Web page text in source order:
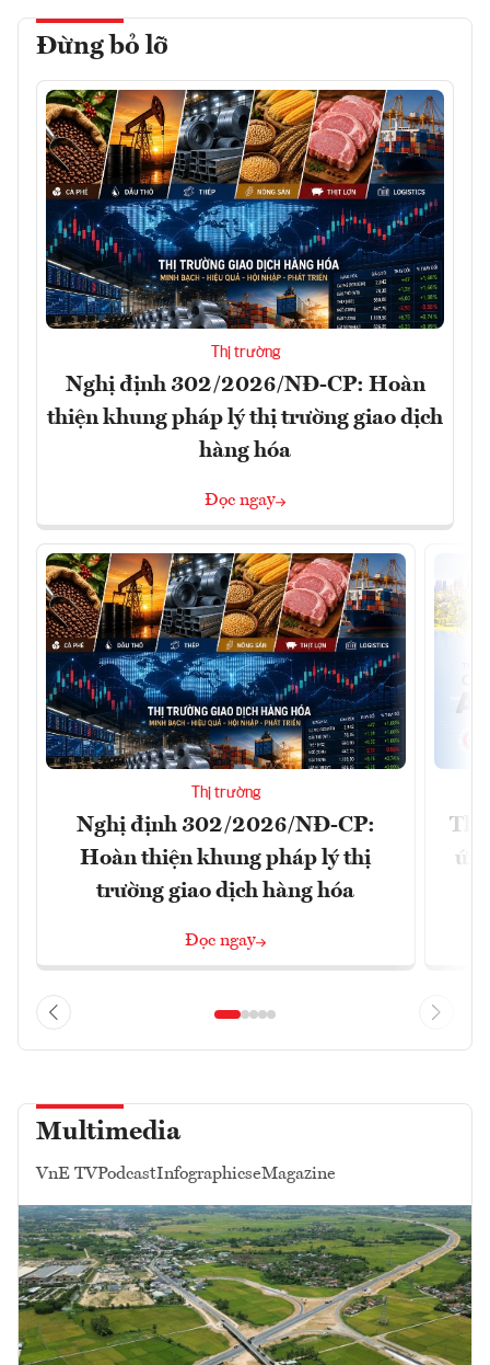
Đừng bỏ lỡ
Thị trường
Nghị định 302/2026/NĐ-CP: Hoàn
thiện khung pháp lý thị trường giao dịch
hàng hóa
Đọc ngay
Thị trường
Nghị định 302/2026/NĐ-CP:
Hoàn thiện khung pháp lý thị
trường giao dịch hàng hóa
Đọc ngay
Multimedia
VnE TVPodcastInfographicseMagazine